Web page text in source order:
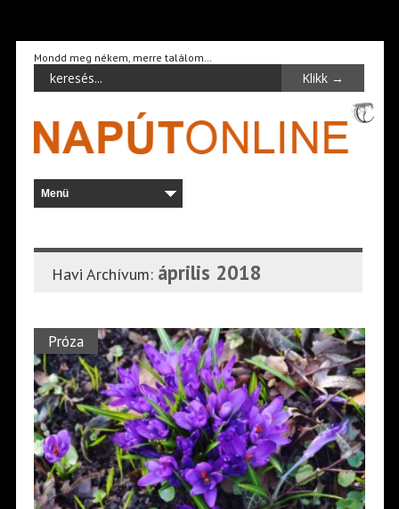
Mondd meg nékem, merre találom…
Havi Archívum: április 2018
Próza